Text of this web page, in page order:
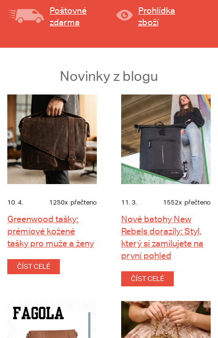
Poštovné
zdarma
Prohlídka
zboží
Novinky z blogu
10. 4. 1250x přečteno
Greenwood tašky:
prémiové kožené
tašky pro muže a ženy
ČÍST CELÉ
11. 3. 1552x přečteno
Nové batohy New
Rebels dorazily: Styl,
který si zamilujete na
první pohled
ČÍST CELÉ